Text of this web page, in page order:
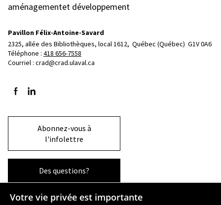
aménagementet développement
Pavillon Félix-Antoine-Savard
2325, allée des Bibliothèques, local 1612, Québec (Québec)  G1V 0A6
Téléphone : 418 656-7558
Courriel : crad@crad.ulaval.ca
Suivez-nous sur Facebook
Suivez-nous sur LinkedIn
Abonnez-vous à
l'infolettre
Des questions?
Votre vie privée est importante